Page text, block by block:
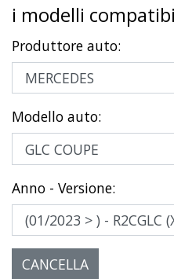
i modelli
Produttore auto:
Modello auto:
Anno - Versione: